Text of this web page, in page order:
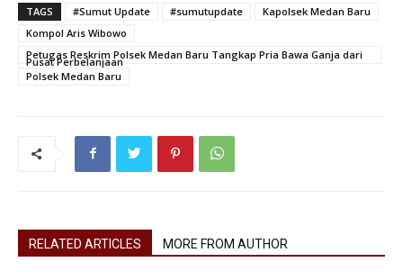
TAGS #Sumut Update #sumutupdate
Kapolsek Medan Baru
Kompol Aris Wibowo
Petugas Reskrim Polsek Medan Baru Tangkap Pria Bawa Ganja dari
Pusat Perbelanjaan
Polsek Medan Baru
RELATED ARTICLES MORE FROM AUTHOR